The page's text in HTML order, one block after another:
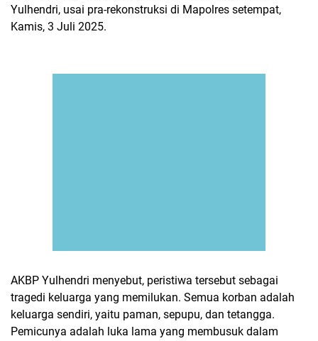
Yulhendri, usai pra-rekonstruksi di Mapolres setempat,
Kamis, 3 Juli 2025.
AKBP Yulhendri menyebut, peristiwa tersebut sebagai
tragedi keluarga yang memilukan. Semua korban adalah
keluarga sendiri, yaitu paman, sepupu, dan tetangga.
Pemicunya adalah luka lama yang membusuk dalam